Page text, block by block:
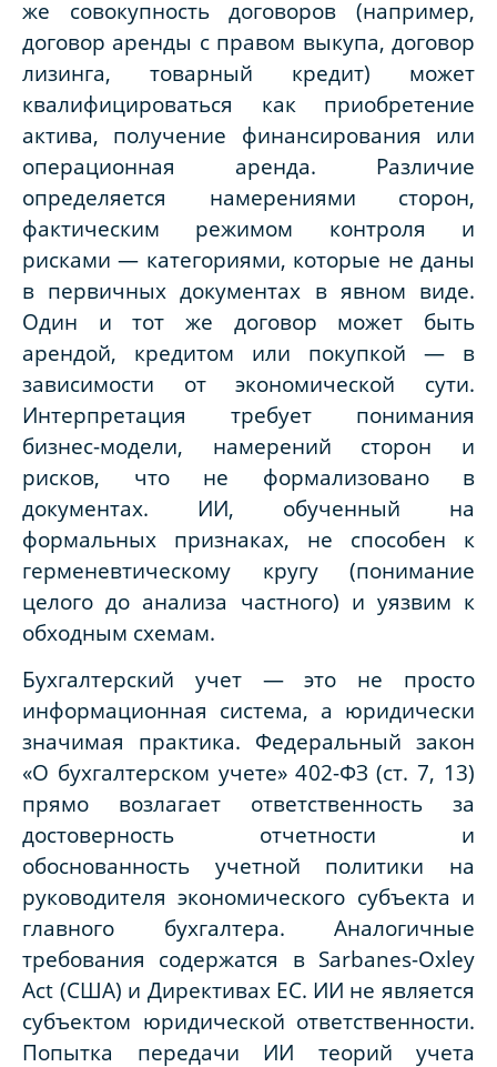
же совокупность договоров (например,
договор аренды с правом выкупа, договор
лизинга, товарный кредит) может
квалифицироваться как приобретение
актива, получение финансирования или
операционная аренда. Различие
определяется намерениями сторон,
фактическим режимом контроля и
рисками — категориями, которые не даны
в первичных документах в явном виде.
Один и тот же договор может быть
арендой, кредитом или покупкой — в
зависимости от экономической сути.
Интерпретация требует понимания
бизнес-модели, намерений сторон и
рисков, что не формализовано в
документах. ИИ, обученный на
формальных признаках, не способен к
герменевтическому кругу (понимание
целого до анализа частного) и уязвим к
обходным схемам.
Бухгалтерский учет — это не просто
информационная система, а юридически
значимая практика. Федеральный закон
«О бухгалтерском учете» 402-ФЗ (ст. 7, 13)
прямо возлагает ответственность за
достоверность отчетности и
обоснованность учетной политики на
руководителя экономического субъекта и
главного бухгалтера. Аналогичные
требования содержатся в Sarbanes-Oxley
Act (США) и Директивах ЕС. ИИ не является
субъектом юридической ответственности.
Попытка передачи ИИ теорий учета